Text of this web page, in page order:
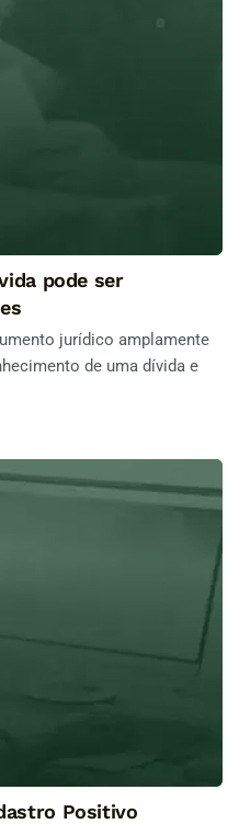
pode ser
jurídico amplamente
de uma dívida e
Positivo